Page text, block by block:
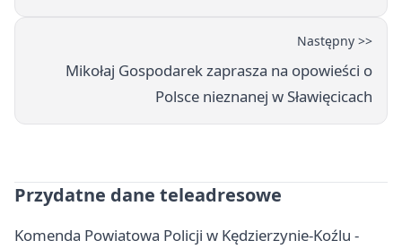
Następny >>
Mikołaj Gospodarek zaprasza na opowieści o
Polsce nieznanej w Sławięcicach
Przydatne dane teleadresowe
Komenda Powiatowa Policji w Kędzierzynie-Koźlu -